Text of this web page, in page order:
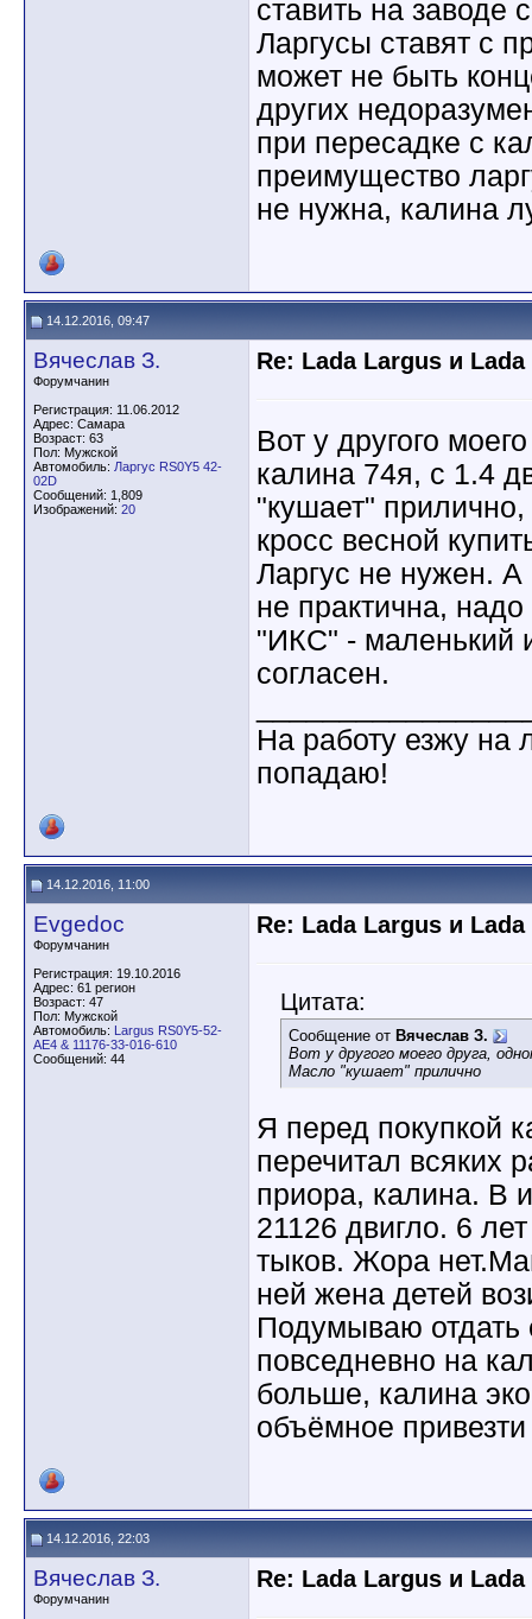
ставить на заводе
Ларгусы ставят с
может не быть
других
при пересадке с
преимущество
не нужна, калина
14.12.2016, 09:47
Вячеслав З.
Форумчанин
Регистрация: 11.06.2012
Адрес: Самара
Возраст: 63
Пол: Мужской
Автомобиль: Ларгус RS0Y5 42-
02D
Сообщений: 1,809
Изображений: 20
Re: Lada Largus и
Вот у другого
калина 74я, с 1.4
"кушает"
кросс весной
Ларгус не нужен. А
не практична,
"ИКС" - маленький
согласен.
На работу езжу на
попадаю!
14.12.2016, 11:00
Evgedoc
Форумчанин
Регистрация: 19.10.2016
Адрес: 61 регион
Возраст: 47
Пол: Мужской
Автомобиль: Largus RS0Y5-52-
AE4 & 11176-33-016-610
Сообщений: 44
Re: Lada Largus и
Цитата:
Сообщение от Вячеслав З.
Вот у другого моего друга,
Масло "кушает" прилично
Я перед покупкой
перечитал всяких
приора, калина. В
21126 двигло. 6
тыков. Жора
ней жена детей
Подумываю отдать
повседневно на
больше, калина
объёмное
14.12.2016, 22:03
Вячеслав З.
Форумчанин
Re: Lada Largus и